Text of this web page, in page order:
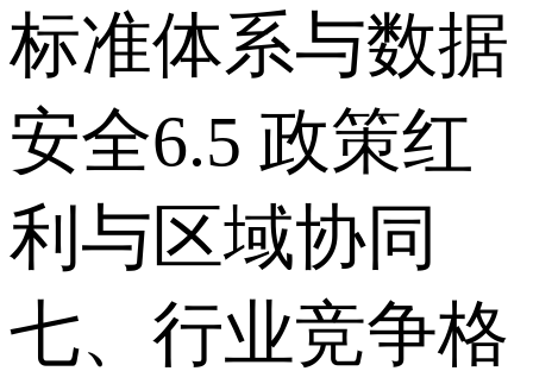
标准体系与数据
安全 6.5 政策红
利与区域协同
七、行业竞争格